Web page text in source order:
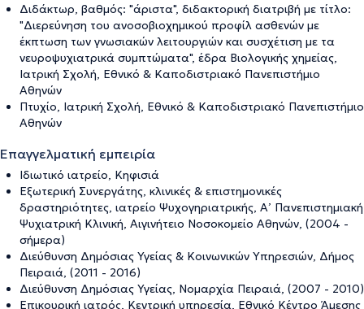
Διδάκτωρ, βαθμός: "άριστα", διδακτορική διατριβή με τίτλο:
"Διερεύνηση του ανοσοβιοχημικού προφίλ ασθενών με
έκπτωση των γνωσιακών λειτουργιών και συσχέτιση με τα
νευροψυχιατρικά συμπτώματα", έδρα Βιολογικής χημείας,
Ιατρική Σχολή, Εθνικό & Καποδιστριακό Πανεπιστήμιο
Αθηνών
Πτυχίο, Ιατρική Σχολή, Εθνικό & Καποδιστριακό Πανεπιστήμιο
Αθηνών
Επαγγελματική εμπειρία
Ιδιωτικό ιατρείο, Κηφισιά
Εξωτερική Συνεργάτης, κλινικές & επιστημονικές
δραστηριότητες, ιατρείο Ψυχογηριατρικής, Α’ Πανεπιστημιακή
Ψυχιατρική Κλινική, Αιγινήτειο Νοσοκομείο Αθηνών, (2004 -
σήμερα)
Διεύθυνση Δημόσιας Υγείας & Κοινωνικών Υπηρεσιών, Δήμος
Πειραιά, (2011 - 2016)
Διεύθυνση Δημόσιας Υγείας, Νομαρχία Πειραιά, (2007 - 2010)
Επικουρική ιατρός, Κεντρική υπηρεσία, Εθνικό Κέντρο Άμεσης